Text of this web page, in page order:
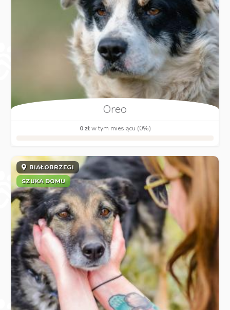
Oreo
0 złw tym miesiącu (0%)
BIAŁOBRZEGI
SZUKA DOMU